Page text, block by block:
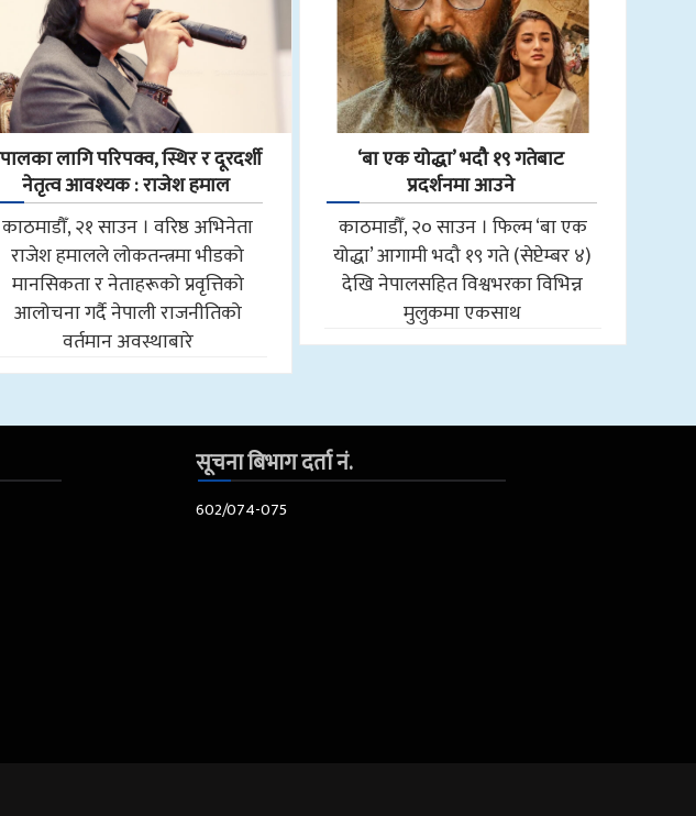
लागि परिपक्व, स्थिर र दूरदर्शी
नेतृत्व आवश्यक : राजेश हमाल
काठमाडौँ, २१ साउन । वरिष्ठ अभिनेता
राजेश हमालले लोकतन्त्रमा भीडको
मानसिकता र नेताहरूको प्रवृत्तिको
आलोचना गर्दै नेपाली राजनीतिको
वर्तमान अवस्थाबारे
‘बा एक योद्धा’ भदौ १९ गतेबाट
प्रदर्शनमा आउने
काठमाडौँ, २० साउन । फिल्म ‘बा एक
योद्धा’ आगामी भदौ १९ गते (सेप्टेम्बर ४)
देखि नेपालसहित विश्वभरका विभिन्न
मुलुकमा एकसाथ
सूचना बिभाग दर्ता नं.
602/074-075